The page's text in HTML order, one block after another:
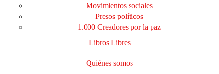
Movimientos sociales
Presos políticos
1.000 Creadores por la paz
Libros Libres
Quiénes somos